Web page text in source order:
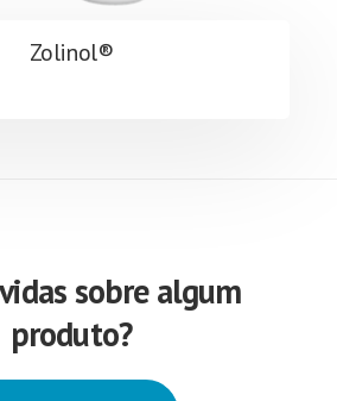
Zolinol®
sobre algum
produto?